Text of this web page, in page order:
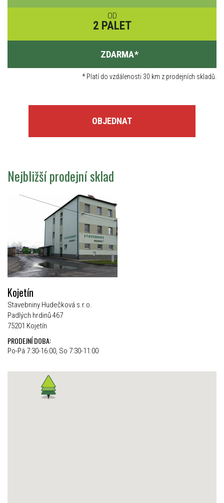
OD
2 PALET
ZDARMA*
*Platí do vzdálenosti 30 km z prodejních skladů.
OBJEDNAT
Nejbližší prodejní sklad
Kojetín
Stavebniny Hudečková s.r.o.
Padlých hrdinů 467
75201 Kojetín
PRODEJNÍ DOBA:
Po-Pá 7:30-16:00, So 7:30-11:00